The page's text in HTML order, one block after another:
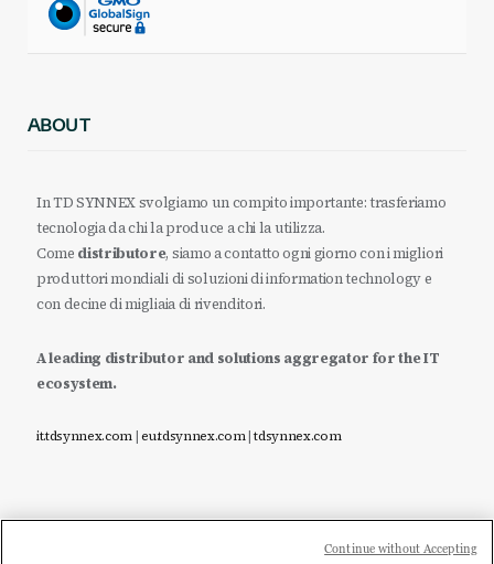
ABOUT
In TD SYNNEX svolgiamo un compito importante: trasferiamo
tecnologia da chi la produce a chi la utilizza.
Come distributore, siamo a contatto ogni giorno con i migliori
produttori mondiali di soluzioni di information technology e
con decine di migliaia di rivenditori.
A leading distributor and solutions aggregator for the IT
ecosystem.
it.tdsynnex.com|eu.tdsynnex.com|tdsynnex.com
Continue without Accepting